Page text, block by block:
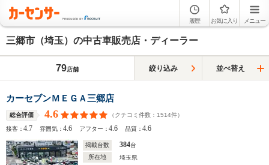
履歴 お気に入り メニュー
三郷市（埼玉）の中古車販売店・ディーラー
79店舗 絞り込み 並べ替え
カーセブンＭＥＧＡ三郷店
総合評価 4.6 （クチコミ件数： 1514件）
接客：4.7 雰囲気：4.6 アフター：4.6 品質：4.6
掲載台数 384台
所在地
埼玉県